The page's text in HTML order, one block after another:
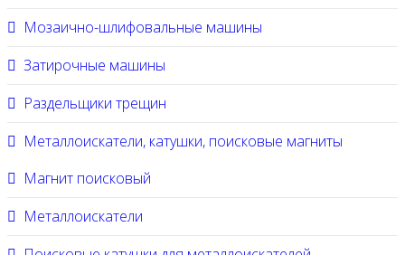
Мозаично-шлифовальные машины
Затирочные машины
Раздельщики трещин
Металлоискатели, катушки, поисковые магниты
Магнит поисковый
Металлоискатели